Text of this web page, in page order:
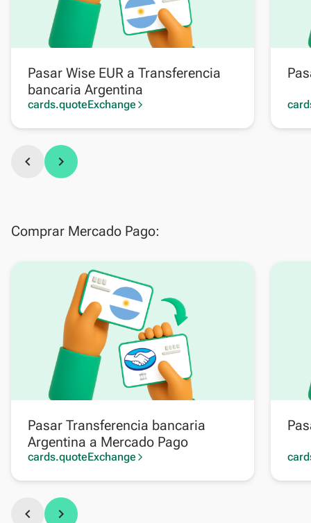
Pasar Wise EUR a Transferencia
bancaria Argentina
cards.quoteExchange arrow_forward_ios
chevron_left chevron_right
Comprar Mercado Pago:
Pasar Transferencia bancaria
Argentina a Mercado Pago
cards.quoteExchange arrow_forward_ios
chevron_left chevron_right